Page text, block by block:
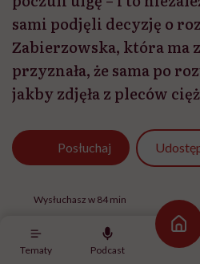
Tematy Podcast
sami podjęli decyzję o
Zabierzowska, która ma
przyznała, że sama po
jakby zdjęła z pleców
Posłuchaj
Wysłuchasz w 84 min